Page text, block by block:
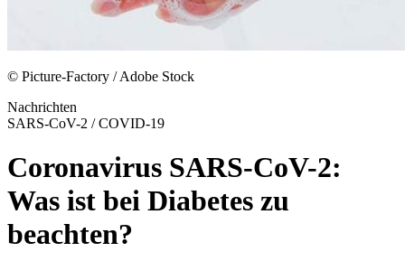
© Picture-Factory / Adobe Stock
Nachrichten
SARS-CoV-2 / COVID-19
Coronavirus SARS-CoV-2:
Was ist bei Diabetes zu
beachten?